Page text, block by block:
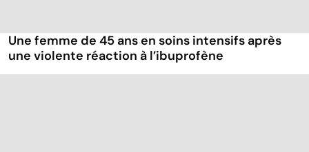
Une femme de 45 ans en soins intensifs après
une violente réaction à l’ibuprofène